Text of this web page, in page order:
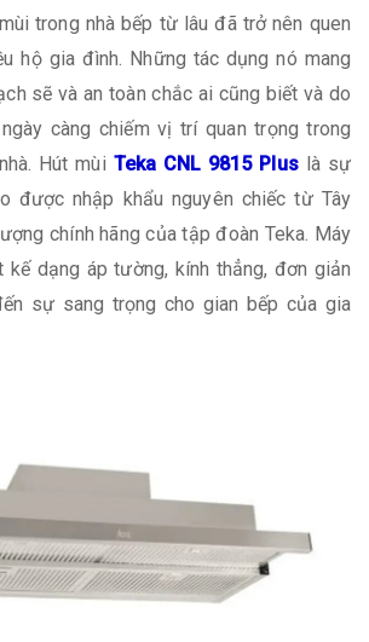
trong nhà bếp từ lâu đã trở nên quen
hộ gia đình. Những tác dụng nó mang
sẽ và an toàn chắc ai cũng biết và do
càng chiếm vị trí quan trọng trong
Hút mùi Teka CNL 9815 Pluslà sự
được nhập khẩu nguyên chiếc từ Tây
chính hãng của tập đoàn Teka. Máy
dạng áp tường, kính thẳng, đơn giản
sự sang trọng cho gian bếp của gia